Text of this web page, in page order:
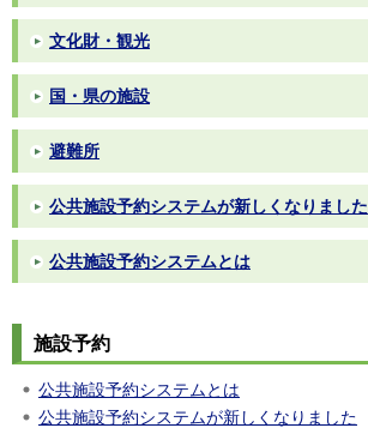
文化財・観光
国・県の施設
避難所
公共施設予約システムが新しくなりました
公共施設予約システムとは
施設予約
公共施設予約システムとは
公共施設予約システムが新しくなりました